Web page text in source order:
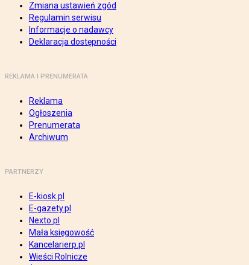
Zmiana ustawień zgód
Regulamin serwisu
Informacje o nadawcy
Deklaracja dostępności
REKLAMA I PRENUMERATA
Reklama
Ogłoszenia
Prenumerata
Archiwum
PARTNERZY
E-kiosk.pl
E-gazety.pl
Nexto.pl
Mała księgowość
Kancelarierp.pl
Wieści Rolnicze